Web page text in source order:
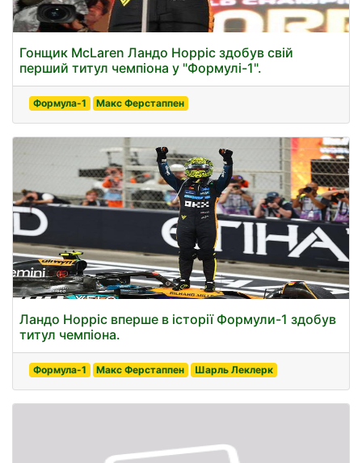
Гонщик McLaren Ландо Норріс здобув свій
перший титул чемпіона у "Формулі-1".
Формула-1 Макс Ферстаппен
Ландо Норріс вперше в історії Формули-1 здобув
титул чемпіона.
Формула-1 Макс Ферстаппен Шарль Леклерк